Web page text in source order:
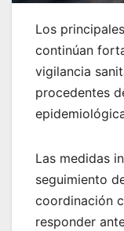
Los
continúan
vigilancia
procedentes
Las medidas
seguimiento
coordinación
responder